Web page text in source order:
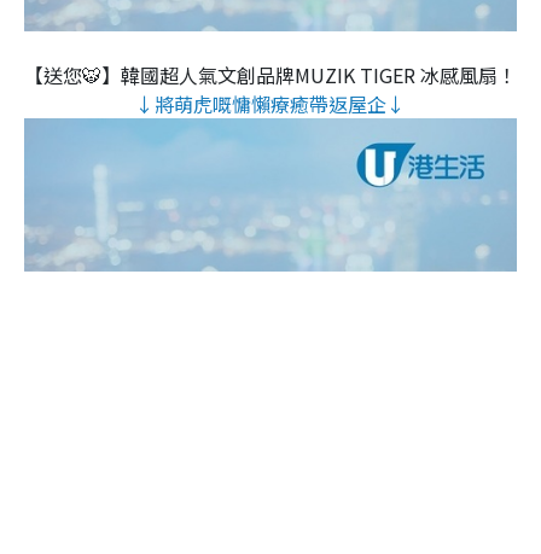
【送您🐯】韓國超人氣文創品牌MUZIK TIGER 冰感風扇！
↓將萌虎嘅慵懶療癒帶返屋企↓